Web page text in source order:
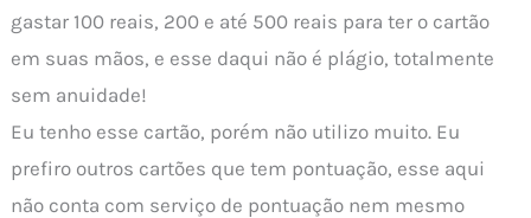
gastar 100 reais, 200 e até 500 reais para ter o cartão
em suas mãos, e esse daqui não é plágio, totalmente
sem anuidade!
Eu tenho esse cartão, porém não utilizo muito. Eu
prefiro outros cartões que tem pontuação, esse aqui
não conta com serviço de pontuação nem mesmo